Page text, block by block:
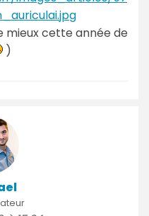
mieux cette année de
)